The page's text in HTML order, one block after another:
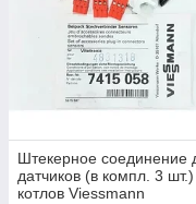
Штекерное соединение
датчиков (в компл. 3
котлов Viessmann